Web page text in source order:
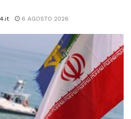
6 AGOSTO 2026